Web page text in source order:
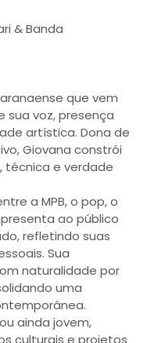
& Banda
que vem
voz, presença
artística. Dona de
Giovana constrói
técnica e verdade
a MPB, o pop, o
ao público
refletindo suas
Sua
naturalidade por
uma
ainda jovem,
culturais e projetos